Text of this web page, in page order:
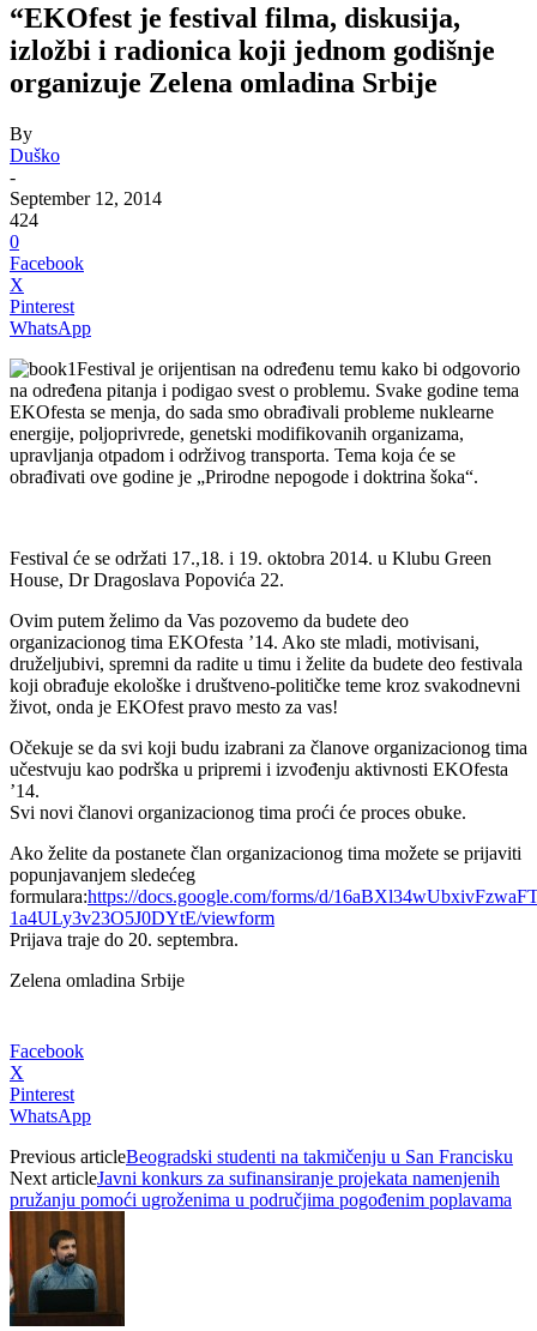
“EKOfest je festival filma, diskusija,
izložbi i radionica koji jednom godišnje
organizuje Zelena omladina Srbije
By
Duško
-
September 12, 2014
424
0
Facebook
X
Pinterest
WhatsApp
Festival je orijentisan na određenu temu kako bi odgovorio
na određena pitanja i podigao svest o problemu. Svake godine tema
EKOfesta se menja, do sada smo obrađivali probleme nuklearne
energije, poljoprivrede, genetski modifikovanih organizama,
upravljanja otpadom i održivog transporta. Tema koja će se
obrađivati ove godine je „Prirodne nepogode i doktrina šoka“.
Festival će se održati 17.,18. i 19. oktobra 2014. u Klubu Green
House, Dr Dragoslava Popovića 22.
Ovim putem želimo da Vas pozovemo da budete deo
organizacionog tima EKOfesta ’14. Ako ste mladi, motivisani,
druželjubivi, spremni da radite u timu i želite da budete deo festivala
koji obrađuje ekološke i društveno-političke teme kroz svakodnevni
život, onda je EKOfest pravo mesto za vas!
Očekuje se da svi koji budu izabrani za članove organizacionog tima
učestvuju kao podrška u pripremi i izvođenju aktivnosti EKOfesta
’14.
Svi novi članovi organizacionog tima proći će proces obuke.
Ako želite da postanete član organizacionog tima možete se prijaviti
popunjavanjem sledećeg
formulara:https://docs.google.com/forms/d/
1a4ULy3v23O5J0DYtE/viewform
Prijava traje do 20. septembra.
Zelena omladina Srbije
Facebook
X
Pinterest
WhatsApp
Previous articleBeogradski studenti na takmičenju u San Francisku
Next articleJavni konkurs za sufinansiranje projekata namenjenih
pružanju pomoći ugroženima u područjima pogođenim poplavama